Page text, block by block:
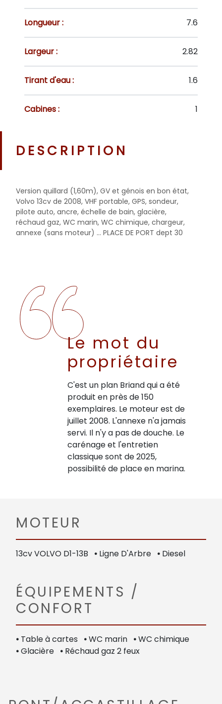
Longueur : 7.6
Largeur : 2.82
Tirant d'eau : 1.6
Cabines : 1
DESCRIPTION
Version quillard (1,60m), GV et génois en bon état,
Volvo 13cv de 2008, VHF portable, GPS, sondeur,
pilote auto, ancre, échelle de bain, glacière,
réchaud gaz, WC marin, WC chimique, chargeur,
annexe (sans moteur) ... PLACE DE PORT dept 30
Le mot du
propriétaire
C'est un plan Briand qui a été
produit en près de 150
exemplaires. Le moteur est de
juillet 2008. L'annexe n'a jamais
servi. Il n'y a pas de douche. Le
carénage et l'entretien
classique sont de 2025,
possibilité de place en marina.
MOTEUR
13cv VOLVO D1-13B • Ligne D'Arbre • Diesel
ÉQUIPEMENTS /
CONFORT
• Table à cartes •WC marin •WC chimique
•Glacière • Réchaud gaz 2 feux